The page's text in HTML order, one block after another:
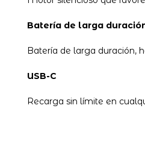
Batería de larga
Batería de larga duración,
USB-C
Recarga sin límite en